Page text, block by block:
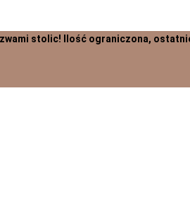
stolic! Ilość ograniczona,